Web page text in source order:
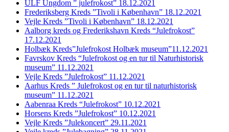
ULF Ungdom ” julefrokost” 18.12.2021
Frederiksberg Kreds ”Tivoli i København” 18.12.2021
Vejle Kreds ”Tivoli i København” 18.12.2021
Aalborg kreds og Frederikshavn Kreds “Julefrokost”
17.12.2021
Holbæk Kreds”Julefrokost Holbæk museum”11.12.2021
Favrskov Kreds “Julefrokost og en tur til Naturhistorisk
museum” 11.12.2021
Vejle Kreds ”Julefrokost” 11.12.2021
Aarhus Kreds ” Julefrokost og en tur til naturhistorisk
museum” 11.12.2021
Aabenraa Kreds “Julefrokost” 10.12.2021
Horsens Kreds ”Julefrokost” 10.12.2021
Vejle Kreds ”Julekoncert” 29.11.2021